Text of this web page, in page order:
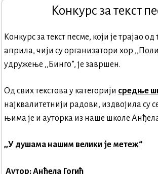
Конкурс за текст
Конкурс за текст песме, који је трајао од
априла, чији су организатори хор
удружење ,,Бинго”, је завршен.
Од свих текстова у категорији средње
најквалитетнији радови, издвојила су
њима је и ауторка из наше школе
,,У душама нашим велики је метеж“
Аутор: Анђела Гогић